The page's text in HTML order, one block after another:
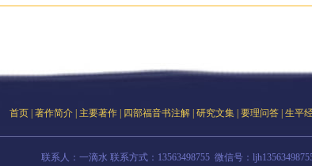
首页 著作简介 主要著作 四部福音书注解 研究文集 要理问答 生平
联系人：一滴水 联系方式：13563498755 微信号：